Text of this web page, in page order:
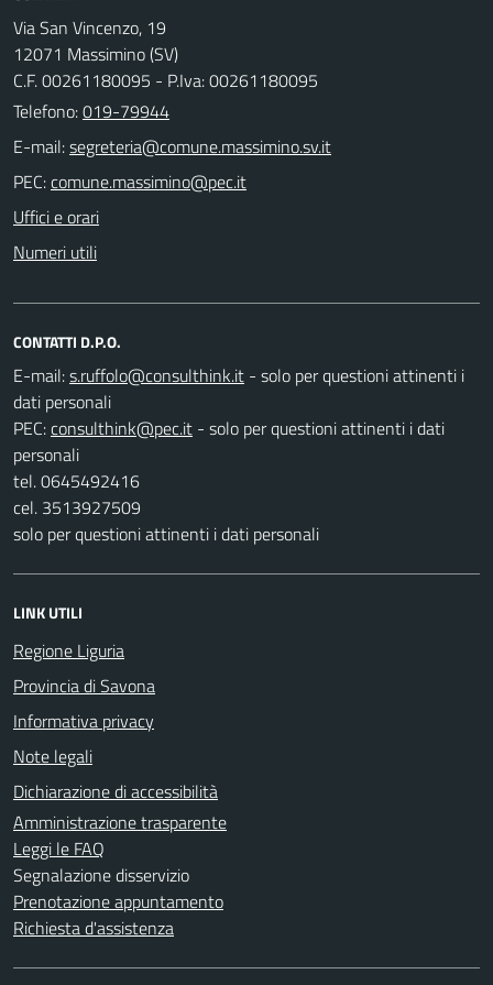
Via San Vincenzo, 19
12071 Massimino (SV)
C.F. 00261180095 - P.Iva: 00261180095
Telefono:019-79944
E-mail:
PEC:
Uffici e orari
Numeri utili
CONTATTI D.P.O.
E-mail:
- solo per questioni attinenti i
dati personali
PEC:
- solo per questioni attinenti i dati
personali
tel. 0645492416
cel. 3513927509
solo per questioni attinenti i dati personali
LINK UTILI
Regione Liguria
Provincia di Savona
Informativa privacy
Note legali
Dichiarazione di accessibilità
Amministrazione trasparente
Leggi le FAQ
Segnalazione disservizio
Prenotazione appuntamento
Richiesta d'assistenza